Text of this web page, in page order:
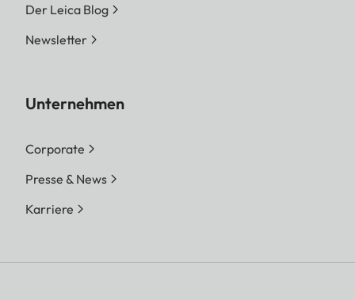
Der Leica Blog
Newsletter
Unternehmen
Corporate
Presse & News
Karriere